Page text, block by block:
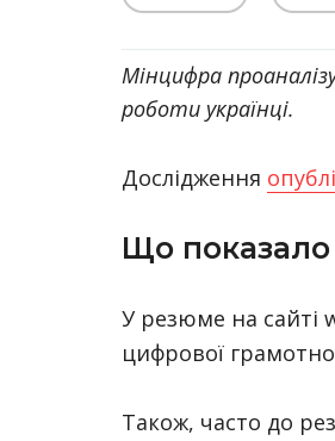
Мінцифра
роботи українці.
Дослідження
Що
У резюме на сайті
цифрової
Також, часто до